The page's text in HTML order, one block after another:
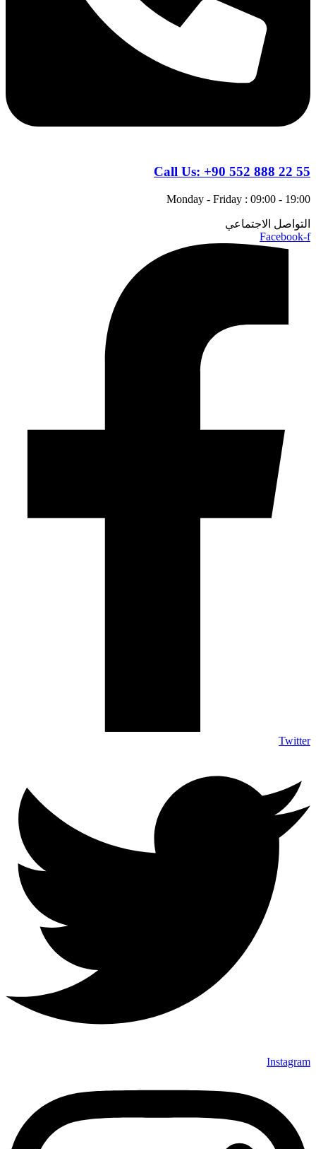
Call Us: +90 552 888 22 55
Monday - Friday : 09:00 - 19:00
التواصل الاجتماعي
Facebook-f
Twitter
Instagram